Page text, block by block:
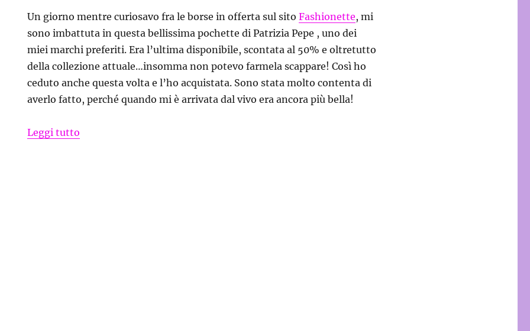
Un giorno mentre curiosavo fra le borse in offerta sul sitoFashionette, mi
sono imbattuta in questa bellissima pochette di Patrizia Pepe , uno dei
miei marchi preferiti. Era l’ultima disponibile, scontata al 50% e oltretutto
della collezione attuale…insomma non potevo farmela scappare! Così ho
ceduto anche questa volta e l’ho acquistata. Sono stata molto contenta di
averlo fatto, perché quando mi è arrivata dal vivo era ancora più bella!
Leggi tutto